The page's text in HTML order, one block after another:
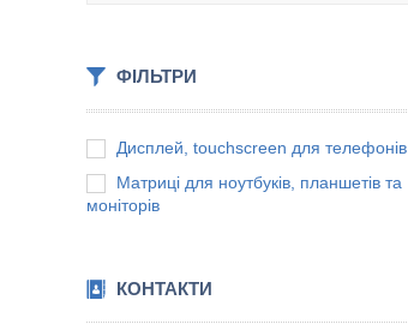
ФІЛЬТРИ
Дисплей, touchscreen для телефонів
Матриці для ноутбуків, планшетів та
моніторів
КОНТАКТИ